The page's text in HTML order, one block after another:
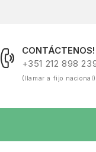
CONTÁCTENOS!
+351 212 898
(llamar a fijo nacional)